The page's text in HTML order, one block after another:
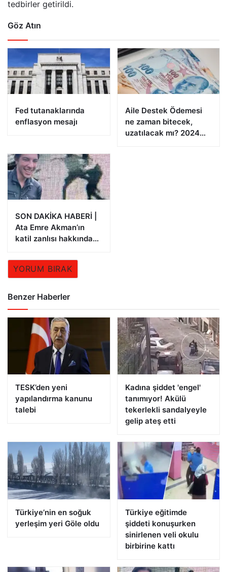
tedbirler getirildi.
Göz Atın
Fed tutanaklarında
enflasyon mesajı
Aile Destek Ödemesi
ne zaman bitecek,
uzatılacak mı? 2024
SON DAKİKA HABERİ |
Ata Emre Akman’ın
katil zanlısı hakkında
YORUM BIRAK
Benzer Haberler
TESK’den yeni
yapılandırma kanunu
talebi
Kadına şiddet 'engel'
tanımıyor! Akülü
tekerlekli sandalyeyle
gelip ateş etti
Türkiye’nin en soğuk
yerleşim yeri Göle oldu
Türkiye eğitimde
şiddeti konuşurken
sinirlenen veli okulu
birbirine kattı